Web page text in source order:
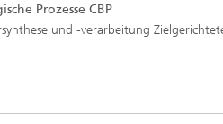
Prozesse CBP
und -verarbeitung